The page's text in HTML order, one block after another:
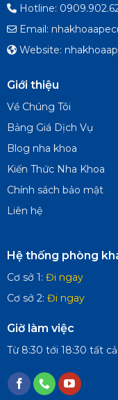
Hotline:
Email:
Website:
Giới thiệu
Về Chúng Tôi
Bảng Giá Dịch Vụ
Blog nha khoa
Kiến Thức Nha Khoa
Chính sách bảo mật
Liên hệ
Hệ thống phòng
Cơ sở 1: Đi ngay
Cơ sở 2: Đi ngay
Giờ làm việc
Từ 8:30 tới 18:30 tất